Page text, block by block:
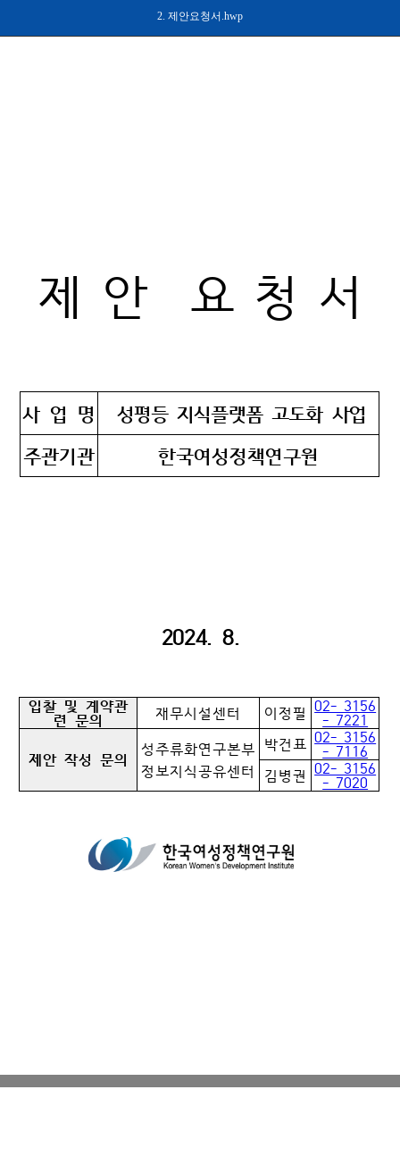
2. 제안요청서.hwp